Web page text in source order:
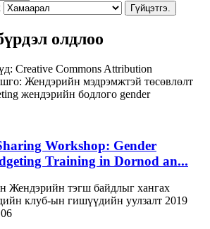
Гүйцэтгэ.
олдлоо
Creative Commons Attribution
Жендэрийн мэдрэмжтэй төсөвлөлт
жендэрийн бодлого gender
Workshop: Gender
Training in Dornod an...
Жендэрийн тэгш байдлыг хангах
клуб-ын гишүүдийн уулзалт 2019